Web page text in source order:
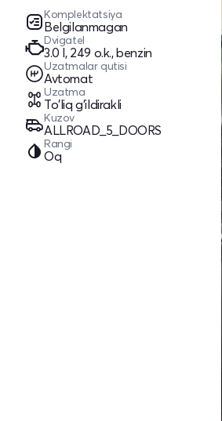
Komplektatsiya
Belgilanmagan
Dvigatel
3.0 l, 249 o.k., benzin
Uzatmalar qutisi
Avtomat
Uzatma
To'liq g'ildirakli
Kuzov
ALLROAD_5_DOORS
Rangi
Oq